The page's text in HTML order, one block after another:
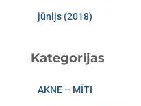
jūnijs (2018)
Kategorijas
AKNE – MĪTI